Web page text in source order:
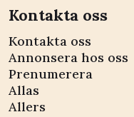
Kontakta oss
Kontakta oss
Annonsera hos oss
Prenumerera
Allas
Allers